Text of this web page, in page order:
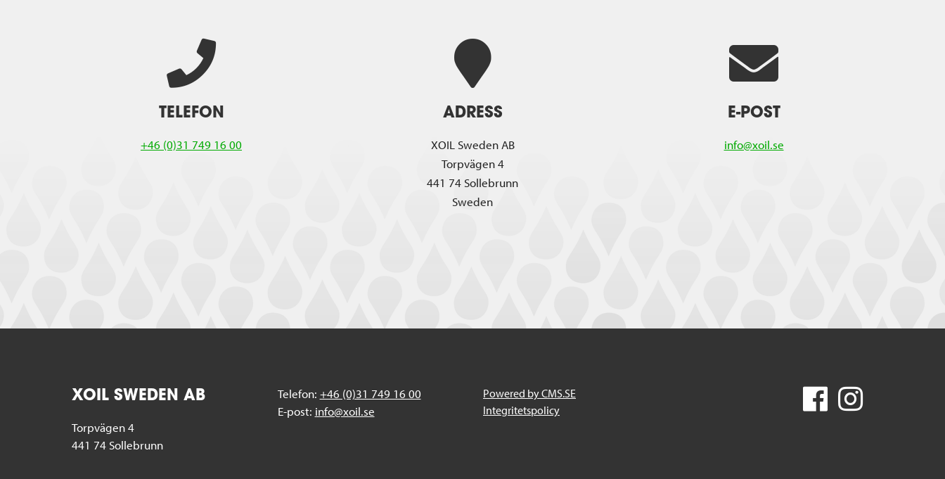
TELEFON
+46 (0)31 749 16 00
ADRESS
XOIL Sweden AB
Torpvägen 4
441 74 Sollebrunn
Sweden
E-POST
info@xoil.se
XOIL SWEDEN AB
Torpvägen 4
441 74 Sollebrunn
Telefon: +46 (0)31 749 16 00
E-post: info@xoil.se
Powered by CMS.SE
Integritetspolicy